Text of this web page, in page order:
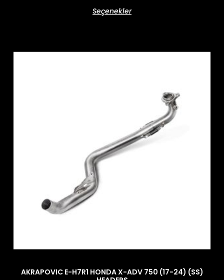
Seçenekler
AKRAPOVIC E-H7R1 HONDA X-ADV 750 (17-24) (SS)